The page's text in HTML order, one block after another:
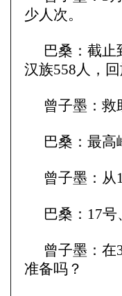
少人次。
巴桑：截止
汉族558人，
曾子墨：救
巴桑：最高
曾子墨：从
巴桑：17
曾子墨：在
准备吗？